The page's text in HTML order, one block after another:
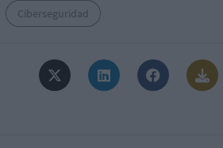
Ciberseguridad